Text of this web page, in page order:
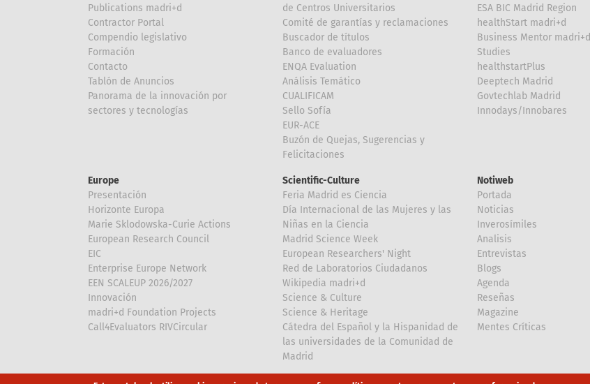
Publications madri+d
Contractor Portal
Compendio legislativo
Formación
Contacto
Tablón de Anuncios
Panorama de la innovación por
sectores y tecnologías
de Centros Universitarios
Comité de garantías y reclamaciones
Buscador de títulos
Banco de evaluadores
ENQA Evaluation
Análisis Temático
CUALIFICAM
Sello Sofía
EUR-ACE
Buzón de Quejas, Sugerencias y
Felicitaciones
ESA BIC Madrid Region
healthStart madri+d
Business Mentor madri+d
Studies
healthstartPlus
Deeptech Madrid
Govtechlab Madrid
Innodays/Innobares
Europe
Presentación
Horizonte Europa
Marie Sklodowska-Curie Actions
European Research Council
EIC
Enterprise Europe Network
EEN SCALEUP 2026/2027
Innovación
madri+d Foundation Projects
Call4Evaluators RIVCircular
Scientific-Culture
Feria Madrid es Ciencia
Día Internacional de las Mujeres y las
Niñas en la Ciencia
Madrid Science Week
European Researchers' Night
Red de Laboratorios Ciudadanos
Wikipedia madri+d
Science & Culture
Science & Heritage
Cátedra del Español y la Hispanidad de
las universidades de la Comunidad de
Madrid
Notiweb
Portada
Noticias
Inverosímiles
Analisis
Entrevistas
Blogs
Agenda
Reseñas
Magazine
Mentes Críticas